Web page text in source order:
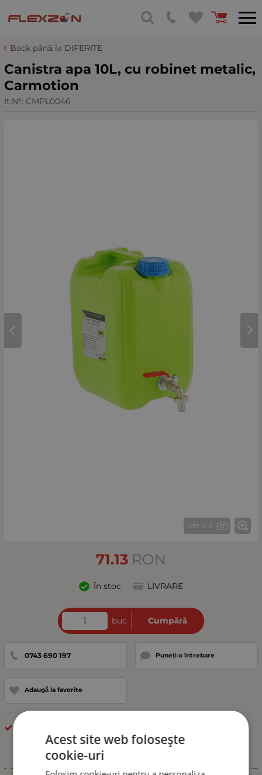
Back până la DIFERITE
Canistra apa 10L, cu robinet metalic,
Carmotion
It.№: CMPL0046
1 de la 2
71.13 RON
În stoc LIVRARE
buc Cumpără
0743 690 197 Puneți o întrebare
Adaugă la favorite
Informații
Acest site web folosește
cookie-uri